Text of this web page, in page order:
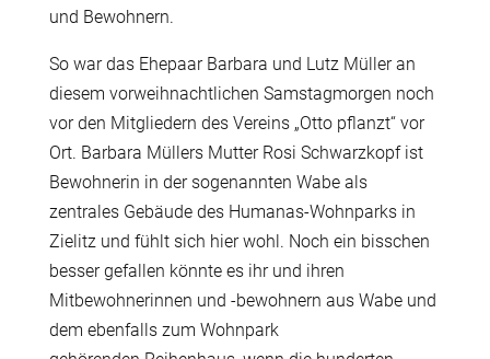
und Bewohnern.
So war das Ehepaar Barbara und Lutz Müller an
diesem vorweihnachtlichen Samstagmorgen noch
vor den Mitgliedern des Vereins „Otto pflanzt“ vor
Ort. Barbara Müllers Mutter Rosi Schwarzkopf ist
Bewohnerin in der sogenannten Wabe als
zentrales Gebäude des Humanas-Wohnparks in
Zielitz und fühlt sich hier wohl. Noch ein bisschen
besser gefallen könnte es ihr und ihren
Mitbewohnerinnen und -bewohnern aus Wabe und
dem ebenfalls zum Wohnpark